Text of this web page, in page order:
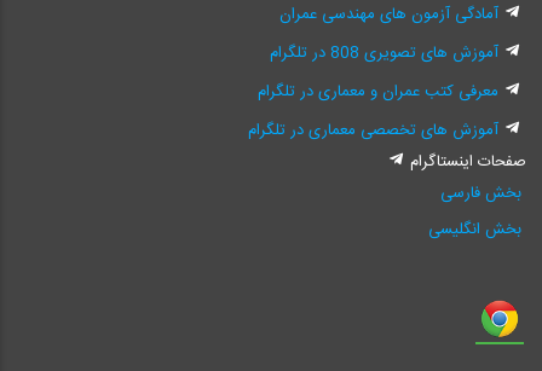
آمادگی آزمون های مهندسی عمران
آموزش های تصویری 808 در تلگرام
معرفی کتب عمران و معماری در تلگرام
آموزش های تخصصی معماری در تلگرام
صفحات اینستاگرام
بخش فارسی
بخش انگلیسی